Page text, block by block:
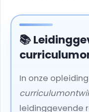
📚
In onze opleiding
leidinggevende